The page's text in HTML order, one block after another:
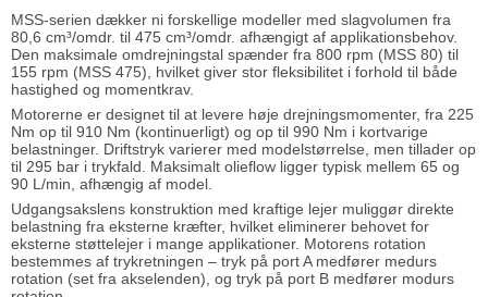
MSS-serien dækker ni forskellige modeller med slagvolumen fra
80,6 cm³/omdr. til 475 cm³/omdr. afhængigt af applikationsbehov.
Den maksimale omdrejningstal spænder fra 800 rpm (MSS 80) til
155 rpm (MSS 475), hvilket giver stor fleksibilitet i forhold til både
hastighed og momentkrav.
Motorerne er designet til at levere høje drejningsmomenter, fra 225
Nm op til 910 Nm (kontinuerligt) og op til 990 Nm i kortvarige
belastninger. Driftstryk varierer med modelstørrelse, men tillader op
til 295 bar i trykfald. Maksimalt olieflow ligger typisk mellem 65 og
90 L/min, afhængig af model.
Udgangsakslens konstruktion med kraftige lejer muliggør direkte
belastning fra eksterne kræfter, hvilket eliminerer behovet for
eksterne støttelejer i mange applikationer. Motorens rotation
bestemmes af trykretningen – tryk på port A medfører medurs
rotation (set fra akselenden), og tryk på port B medfører modurs